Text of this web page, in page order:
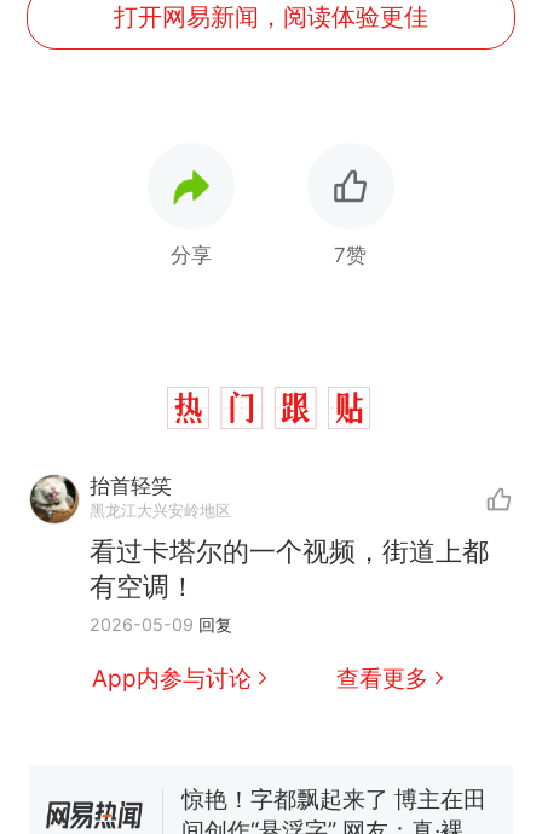
打开网易新闻，阅读体验更佳
分享 7赞
抬首轻笑
黑龙江大兴安岭地区
看过卡塔尔的一个视频，街道上都
有空调！
2026-05-09 回复
App内参与讨论 查看更多
号，仅凭视频评出？中国烹饪
协会回应
新
男子上山采菌偶然发现鸡枞
菌窝，原地守1天等它长大：挖
了140多朵
制裁瓜子饺子，美国怕什么？
美国渔民钓获鲨鱼徒手将其拽
回大海 目击者直呼震惊 （视频
惊艳！字都飘起来了 博主在田
间创作“悬浮字” 网友：真·裸眼